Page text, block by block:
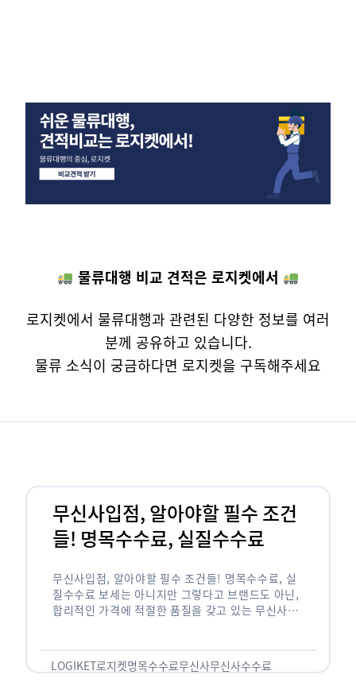
물류대행 비교 견적은 로지켓에서
로지켓에서 물류대행과 관련된 다양한 정보를 여러
분께 공유하고 있습니다.
물류 소식이 궁금하다면 로지켓을 구독해주세요
무신사입점, 알아야할 필수 조건
들! 명목수수료, 실질수수료
무신사입점, 알아야할 필수 조건들! 명목수수료, 실
질수수료 보세는 아니지만 그렇다고 브랜드도 아닌,
합리적인 가격에 적절한 품질을 갖고 있는 무신사!
LOGIKET로지켓명목수수료무신사무신사수수료